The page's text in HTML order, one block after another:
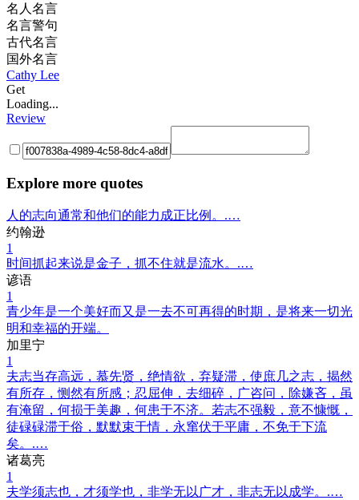
名人名言
名言警句
古代名言
国外名言
Cathy Lee
Get
Loading...
Review
Explore more quotes
人的志向通常和他们的能力成正比例。.…
约翰逊
1
时间抓起来说是金子，抓不住就是流水。.…
谚语
1
青少年是一个美好而又是一去不可再得的时期，是将来一切光
明和幸福的开端。
加里宁
1
夫志当存高远，慕先贤，绝情欲，弃疑滞，使庶几之志，揭然
有所存，恻然有所感；忍屈伸，去细碎，广咨问，除嫌吝，虽
有淹留，何损于美趣，何患于不济。若志不强毅，意不慷慨，
徒碌碌滞于俗，默默束于情，永窜伏于平庸，不免于下流
矣。.…
诸葛亮
1
夫学须志也，才须学也，非学无以广才，非志无以成学。.…